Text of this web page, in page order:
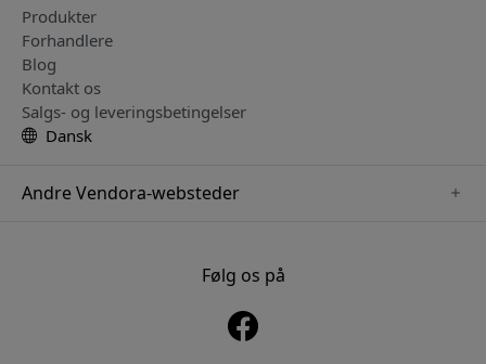
Produkter
Forhandlere
Blog
Kontakt os
Salgs- og leveringsbetingelser
Dansk
Andre Vendora-websteder
www.nordicsmartlight.seFølg os på